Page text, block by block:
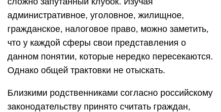
административное, уголовное, жилищное,
гражданское, налоговое право, можно заметить,
что у каждой сферы свои представления о
данном понятии, которые нередко пересекаются.
Однако общей трактовки не отыскать.
Близкими родственниками согласно российскому
законодательству принято считать граждан,